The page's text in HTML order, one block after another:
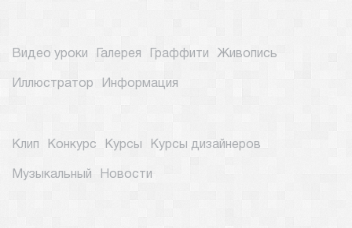
Видео уроки Галерея Граффити Живопись
Иллюстратор Информация
Клип Конкурс Курсы Курсы дизайнеров
Музыкальный Новости